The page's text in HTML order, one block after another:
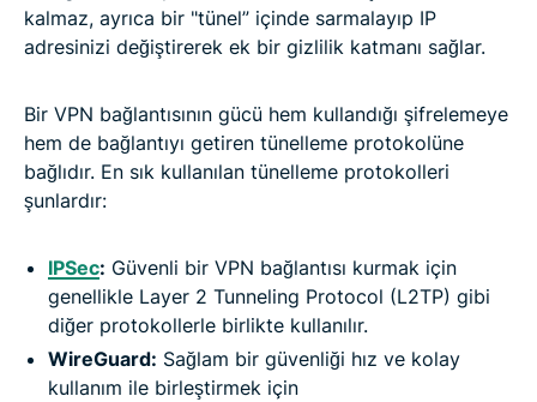
kalmaz, ayrıca bir "tünel” içinde sarmalayıp IP
adresinizi değiştirerek ek bir gizlilik katmanı sağlar.
Bir VPN bağlantısının gücü hem kullandığı şifrelemeye
hem de bağlantıyı getiren tünelleme protokolüne
bağlıdır. En sık kullanılan tünelleme protokolleri
şunlardır:
IPSec: Güvenli bir VPN bağlantısı kurmak için
genellikle Layer 2 Tunneling Protocol (L2TP) gibi
diğer protokollerle birlikte kullanılır.
WireGuard: Sağlam bir güvenliği hız ve kolay
kullanım ile birleştirmek için